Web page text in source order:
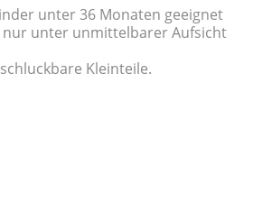
unter 36 Monaten geeignet
nur unter unmittelbarer Aufsicht
Kleinteile.